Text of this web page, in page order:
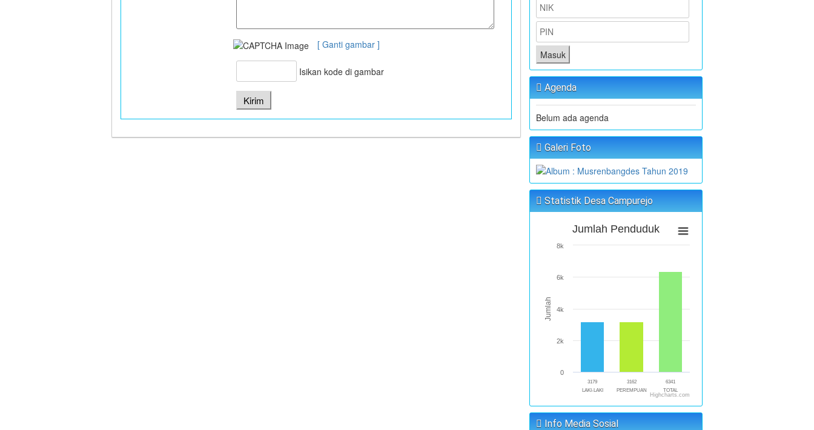
[ Ganti gambar ]
Isikan kode di gambar
Masuk
Agenda
Belum ada agenda
Galeri Foto
Statistik Desa Campurejo
Jumlah
Jumlah Penduduk
3179
LAKI-LAKI
3162
PEREMPUAN
6341
TOTAL
0
2k
4k
6k
8k
Highcharts.com
Info Media Sosial